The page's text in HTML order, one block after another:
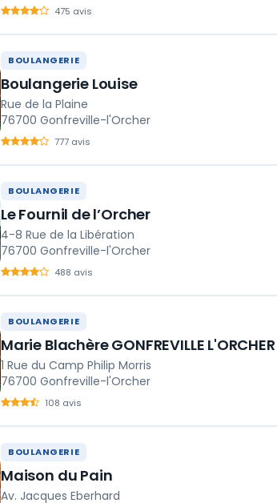
475 avis
BOULANGERIE
Boulangerie Louise
Rue de la Plaine
76700 Gonfreville-l'Orcher
777 avis
BOULANGERIE
Le Fournil de l’Orcher
4-8 Rue de la Libération
76700 Gonfreville-l'Orcher
488 avis
BOULANGERIE
Marie Blachère GONFREVILLE L'ORCHER
1 Rue du Camp Philip Morris
76700 Gonfreville-l'Orcher
108 avis
BOULANGERIE
Maison du Pain
Av. Jacques Eberhard